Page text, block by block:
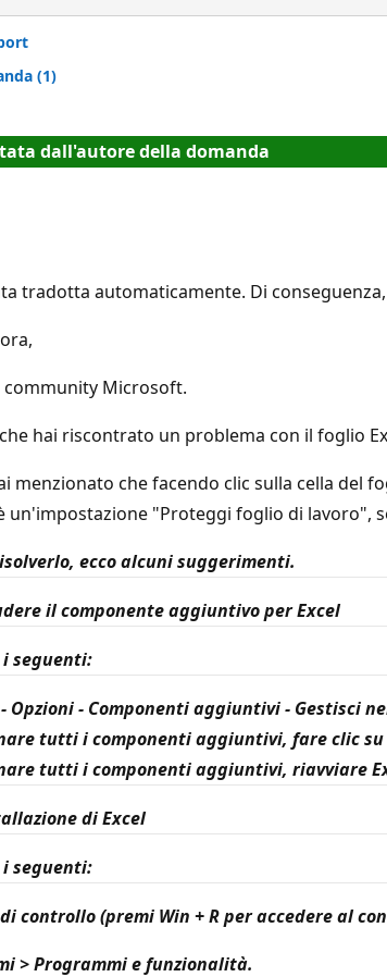
(1)
dall'autore della domanda
tradotta automaticamente. Di
community Microsoft.
hai riscontrato un problema con il foglio
menzionato che facendo clic sulla cella del
un'impostazione "Proteggi foglio di lavoro",
ecco alcuni suggerimenti.
il componente aggiuntivo per Excel
seguenti:
Opzioni - Componenti aggiuntivi - Gestisci
tutti i componenti aggiuntivi, fare clic
tutti i componenti aggiuntivi, riavviare
di Excel
seguenti:
controllo (premi Win + R per accedere al
> Programmi e funzionalità.